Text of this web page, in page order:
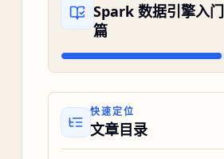
Spark 数据引擎入门
篇
快速定位
文章目录